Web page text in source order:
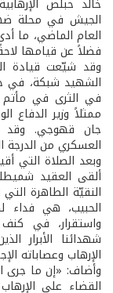
العام الماضي، ما
فضلاً عن قيامها
وقد شيّعت قيادة
الشهيد شبكة، في
في الثرى في
ممثلاً وزير الدفاع
جان قهوجي. وقد
العسكري من الدرجة
وبعد الصلاة التي
ألقى العقيد
النقيّة الطاهرة
الحبيب، هي فداء
واستقرار، في
شهدائنا الأبرار
الإرهاب وعصاباته
وأضاف: «إن ما جرى
القضاء على